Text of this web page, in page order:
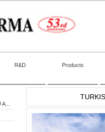
R&D Products